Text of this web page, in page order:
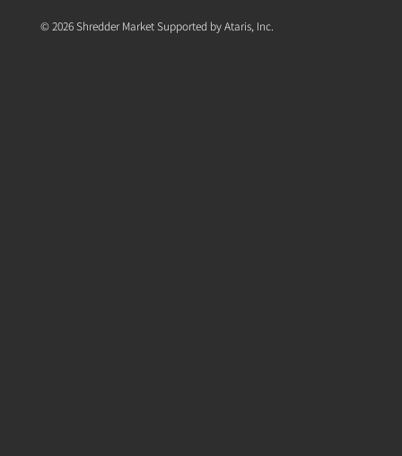
© 2026 Shredder Market Supported by Ataris, Inc.